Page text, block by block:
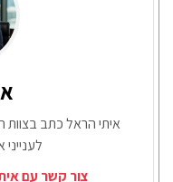
איתי הראל כתב בצוות
צור קשר עם